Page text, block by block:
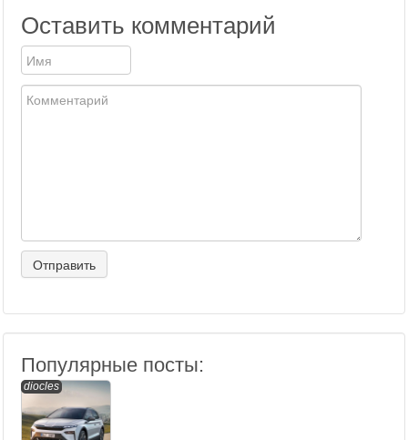
Оставить комментарий
Популярные посты:
diocles